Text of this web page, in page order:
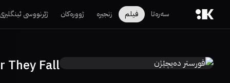
سەرەتا فیلم زنجیرە ژوورەکان ژێرنووسی ئینگلیزی
They Fall